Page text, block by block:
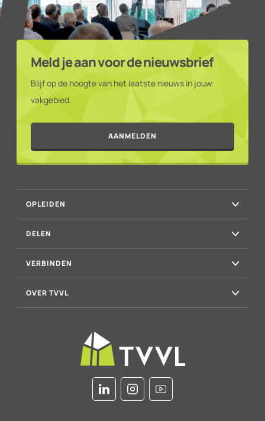
Meld je aan voor de nieuwsbrief
Blijf op de hoogte van het laatste nieuws in jouw
vakgebied.
AANMELDEN
OPLEIDEN
DELEN
VERBINDEN
OVER TVVL